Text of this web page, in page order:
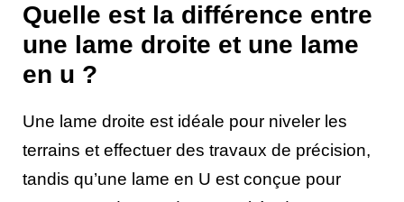
Quelle est la différence entre
une lame droite et une lame
en u ?
Une lame droite est idéale pour niveler les
terrains et effectuer des travaux de précision,
tandis qu’une lame en U est conçue pour